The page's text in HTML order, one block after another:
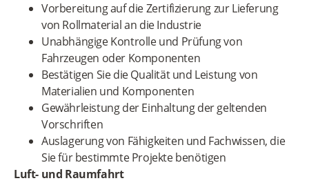
Vorbereitung auf die Zertifizierung zur Lieferung
von Rollmaterial an die Industrie
Unabhängige Kontrolle und Prüfung von
Fahrzeugen oder Komponenten
Bestätigen Sie die Qualität und Leistung von
Materialien und Komponenten
Gewährleistung der Einhaltung der geltenden
Vorschriften
Auslagerung von Fähigkeiten und Fachwissen, die
Sie für bestimmte Projekte benötigen
Luft- und Raumfahrt